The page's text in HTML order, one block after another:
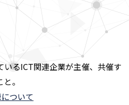
いるICT関連企業が主催、共催す
。
ついて